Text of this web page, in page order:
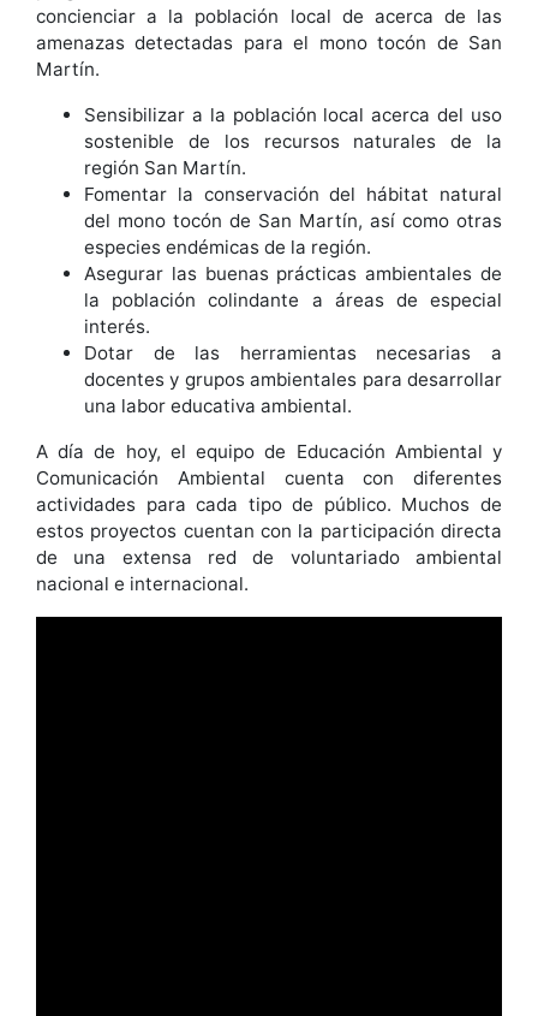
concienciar a la población local de acerca de las
amenazas detectadas para el mono tocón de San
Martín.
Sensibilizar a la población local acerca del uso
sostenible de los recursos naturales de la
región San Martín.
Fomentar la conservación del hábitat natural
del mono tocón de San Martín, así como otras
especies endémicas de la región.
Asegurar las buenas prácticas ambientales de
la población colindante a áreas de especial
interés.
Dotar de las herramientas necesarias a
docentes y grupos ambientales para desarrollar
una labor educativa ambiental.
A día de hoy, el equipo de Educación Ambiental y
Comunicación Ambiental cuenta con diferentes
actividades para cada tipo de público. Muchos de
estos proyectos cuentan con la participación directa
de una extensa red de voluntariado ambiental
nacional e internacional.